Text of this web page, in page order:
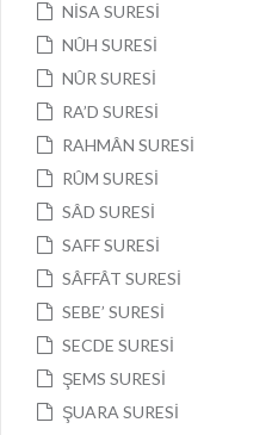
NİSA SURESİ
NÛH SURESİ
NÛR SURESİ
RA’D SURESİ
RAHMÂN SURESİ
RÛM SURESİ
SÂD SURESİ
SAFF SURESİ
SÂFFÂT SURESİ
SEBE’ SURESİ
SECDE SURESİ
ŞEMS SURESİ
ŞUARA SURESİ